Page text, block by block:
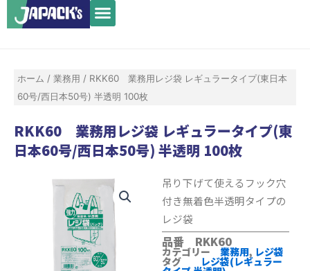
容
メ
ニ
ホーム / 業務用 / RKK60 業務用レジ袋 レギュラータイプ(東日本
60号/西日本50号) 半透明 100枚
RKK60 業務用レジ袋 レギュラータイプ(東
日本60号/西日本50号) 半透明 100枚
吊り下げて使えるフック穴
付き無着色半透明タイプの
レジ袋
品番 RKK60
カテゴリー 業務用, レジ袋
タグ レジ袋(レギュラー